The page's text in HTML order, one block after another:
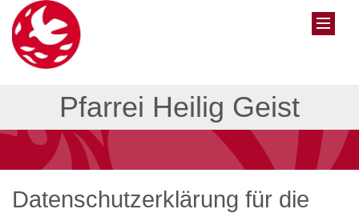
Pfarrei Heilig Geist
Datenschutzerklärung für die